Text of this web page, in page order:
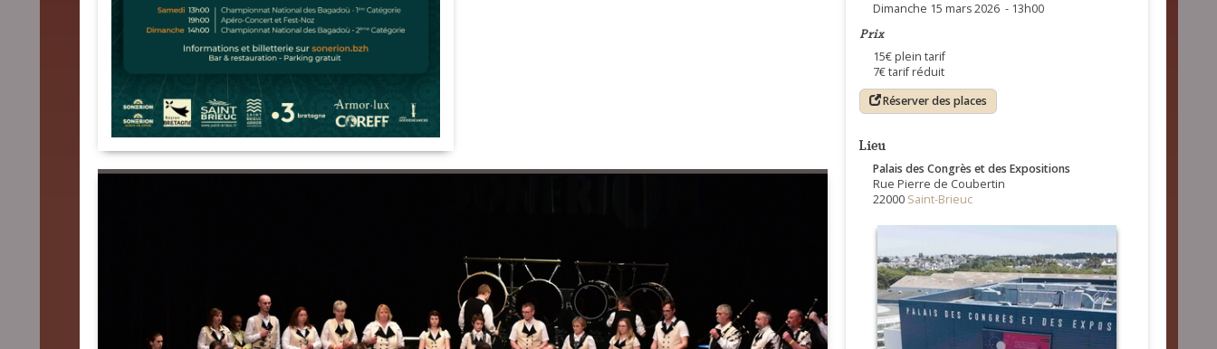
Dimanche 15 mars 2026 - 13h00
Prix
15€ plein tarif
7€ tarif réduit
Réserver des places
Lieu
Palais des Congrès et des Expositions
Rue Pierre de Coubertin
22000 Saint-Brieuc